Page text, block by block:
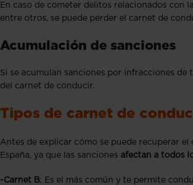
En caso de cometer delitos relacionados con
entre otros, se puede perder el carnet de
Acumulación de sanciones
Si se acumulan sanciones por infracciones
del carnet de conducir.
Tipos de carnet de
Antes de explicar cómo se puede recuperar
España, ya que las sanciones afectan a todos
-Carnet B: Es el más común y te permite